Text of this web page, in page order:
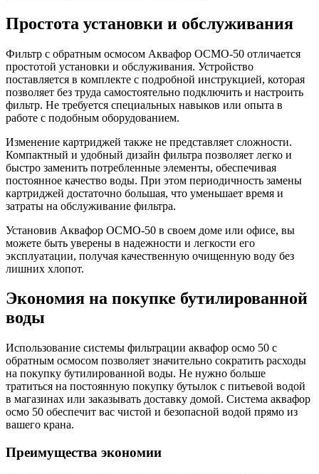
Простота установки и обслуживания
Фильтр с обратным осмосом Аквафор ОСМО-50 отличается
простотой установки и обслуживания. Устройство
поставляется в комплекте с подробной инструкцией, которая
позволяет без труда самостоятельно подключить и настроить
фильтр. Не требуется специальных навыков или опыта в
работе с подобным оборудованием.
Изменение картриджей также не представляет сложности.
Компактный и удобный дизайн фильтра позволяет легко и
быстро заменить потребленные элементы, обеспечивая
постоянное качество воды. При этом периодичность замены
картриджей достаточно большая, что уменьшает время и
затраты на обслуживание фильтра.
Установив Аквафор ОСМО-50 в своем доме или офисе, вы
можете быть уверены в надежности и легкости его
эксплуатации, получая качественную очищенную воду без
лишних хлопот.
Экономия на покупке бутилированной
воды
Использование системы фильтрации аквафор осмо 50 с
обратным осмосом позволяет значительно сократить расходы
на покупку бутилированной воды. Не нужно больше
тратиться на постоянную покупку бутылок с питьевой водой
в магазинах или заказывать доставку домой. Система аквафор
осмо 50 обеспечит вас чистой и безопасной водой прямо из
вашего крана.
Преимущества экономии